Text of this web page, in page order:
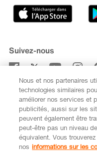
Sponsoring
Médias
Code de conduite et
Suivez-nous
S’abonner à
FR
Nous et nos partenaires
technologies similaires
améliorer nos services et
publicités, aussi sur les
peuvent également être
peut-être pas un niveau
équivalent. Vous
nos informations sur les